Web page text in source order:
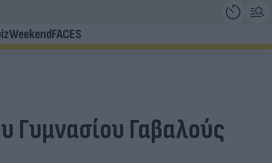
WeekendFACES
Γυμνασίου Γαβαλούς